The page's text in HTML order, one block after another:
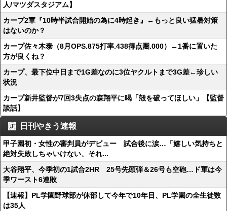
人/マツダスタジアム】
カープ2軍『10時半試合開始の為に4時起き』←もっと良い猛暑対策
はないのか？
カープ佐々木泰（8月OPS.875打率.438得点圏.000）←1番に置いた
方が良くね？
カープ、最下位中日まで1G差なのに3位ヤクルトまで3G差←珍しい
状況
カープ新井監督が7回3失点の森翔平に喝「殻を破ってほしい」【監督
談話】
日刊やきう速報
甲子園初・女性の審判員がデビュー 試合後に涙…「嬉しい気持ちと
絶対失敗しちゃいけない、それ...
大谷翔平、今季初の1試合2HR 25号先頭弾＆26号も空砲…ド軍は今
季ワースト6連敗
【速報】PL学園野球部が休部して今年で10年目、PL学園の全生徒数
は35人